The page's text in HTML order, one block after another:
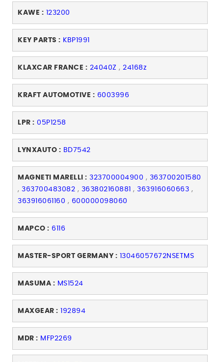
KAWE : 123200
KEY PARTS : KBP1991
KLAXCAR FRANCE : 24040Z , 24168z
KRAFT AUTOMOTIVE : 6003996
LPR : 05P1258
LYNXAUTO : BD7542
MAGNETI MARELLI : 323700004900 , 363700201580
, 363700483082 , 363802160881 , 363916060663 ,
363916061160 , 600000098060
MAPCO : 6116
MASTER-SPORT GERMANY : 13046057672NSETMS
MASUMA : MS1524
MAXGEAR : 192894
MDR : MFP2269